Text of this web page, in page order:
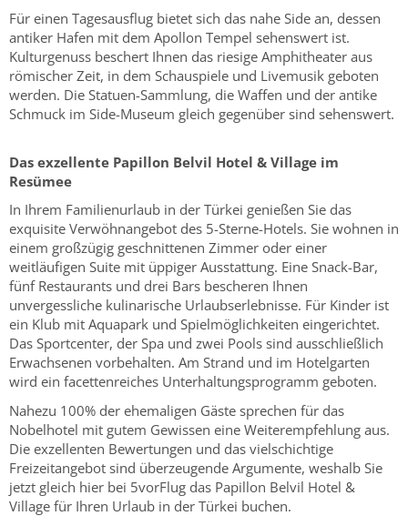
Für einen Tagesausflug bietet sich das nahe Side an, dessen
antiker Hafen mit dem Apollon Tempel sehenswert ist.
Kulturgenuss beschert Ihnen das riesige Amphitheater aus
römischer Zeit, in dem Schauspiele und Livemusik geboten
werden. Die Statuen-Sammlung, die Waffen und der antike
Schmuck im Side-Museum gleich gegenüber sind sehenswert.
Das exzellente Papillon Belvil Hotel & Village im
Resümee
In Ihrem Familienurlaub in der Türkei genießen Sie das
exquisite Verwöhnangebot des 5-Sterne-Hotels. Sie wohnen in
einem großzügig geschnittenen Zimmer oder einer
weitläufigen Suite mit üppiger Ausstattung. Eine Snack-Bar,
fünf Restaurants und drei Bars bescheren Ihnen
unvergessliche kulinarische Urlaubserlebnisse. Für Kinder ist
ein Klub mit Aquapark und Spielmöglichkeiten eingerichtet.
Das Sportcenter, der Spa und zwei Pools sind ausschließlich
Erwachsenen vorbehalten. Am Strand und im Hotelgarten
wird ein facettenreiches Unterhaltungsprogramm geboten.
Nahezu 100% der ehemaligen Gäste sprechen für das
Nobelhotel mit gutem Gewissen eine Weiterempfehlung aus.
Die exzellenten Bewertungen und das vielschichtige
Freizeitangebot sind überzeugende Argumente, weshalb Sie
jetzt gleich hier bei 5vorFlug das Papillon Belvil Hotel &
Village für Ihren Urlaub in der Türkei buchen.